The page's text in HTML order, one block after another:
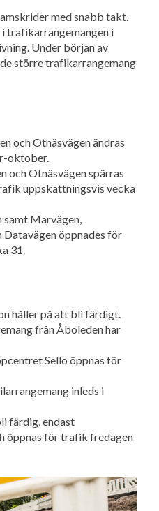
med snabb takt.
trafikarrangemangen i
Under början av
större trafikarrangemang
och Otnäsvägen ändras
oktober.
och Otnäsvägen spärras
uppskattningsvis vecka
samt Marvägen,
öppnades för
31.
håller på att bli färdigt.
från Åboleden har
Sello öppnas för
inleds i
färdig, endast
öppnas för trafik fredagen